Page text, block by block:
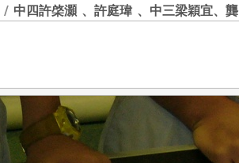
/ 中四許棨灝 、許庭瑋 、中三梁穎宜、龔奕瑜同學獲常規賽國中組別第四名